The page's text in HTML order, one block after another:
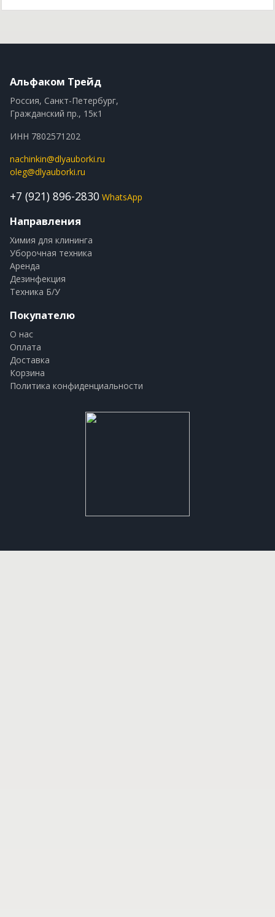
Альфаком Трейд
Россия, Санкт-Петербург,
Гражданский пр., 15к1
ИНН 7802571202
nachinkin@dlyauborki.ru
oleg@dlyauborki.ru
+7 (921) 896-2830 WhatsApp
Направления
Химия для клининга
Уборочная техника
Аренда
Дезинфекция
Техника Б/У
Покупателю
О нас
Оплата
Доставка
Корзина
Политика конфиденциальности